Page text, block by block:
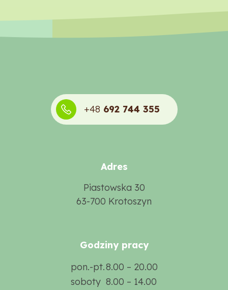
+48 692 744 355
Adres
Piastowska 30
63-700 Krotoszyn
Godziny pracy
pon.-pt.8.00 – 20.00
soboty 8.00 – 14.00